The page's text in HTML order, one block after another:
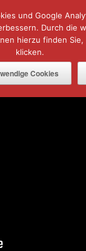
Menü
und Google
Durch die
hierzu finden
klicken.
Cookies